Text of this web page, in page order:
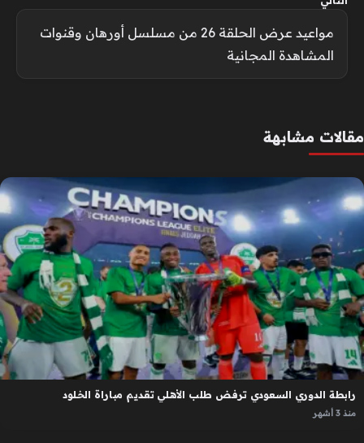
مواعيد عرض الحلقة 26 من مسلسل أورهان وقنوات
المشاهدة المجانية
مقالات مشابهة
رابطة الدوري السعودي ترفض طلب الأهلي تقديم مباراة الخلود
منذ 3 أشهر